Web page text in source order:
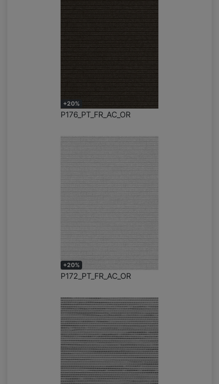
+20%
P176_PT_FR_AC_OR
+20%
P172_PT_FR_AC_OR